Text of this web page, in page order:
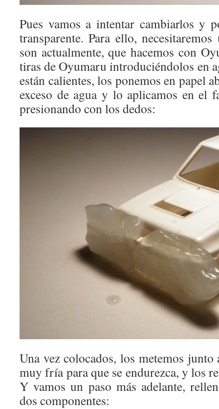
Pues vamos a intentar cambiarlos y
transparente. Para ello,
son actualmente, que hacemos con
tiras de Oyumaru introduciéndolos en
están calientes, los ponemos en papel
exceso de agua y lo aplicamos en el
presionando con los dedos:
Una vez colocados, los metemos
muy fría para que se endurezca, y los
Y vamos un paso más adelante,
dos componentes: